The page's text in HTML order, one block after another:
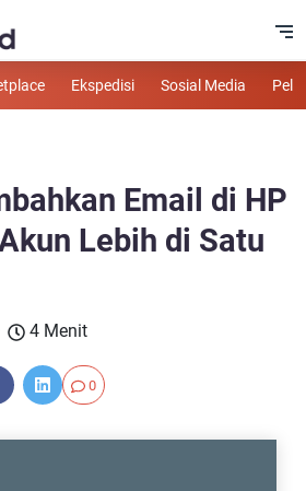
Ekspedisi Sosial Media
Email di HP
Lebih di Satu
4 Menit
0